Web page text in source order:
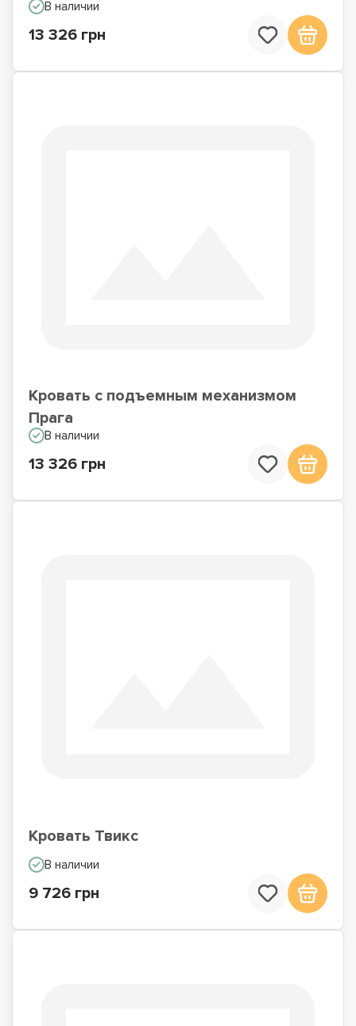
В наличии
13 326 грн
Кровать с подъемным механизмом
Прага
В наличии
13 326 грн
Кровать Твикс
В наличии
9 726 грн